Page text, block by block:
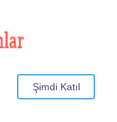
Şimdi Katıl